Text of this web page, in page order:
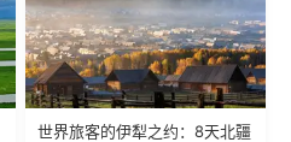
世界旅客的伊犁之约：8天北疆